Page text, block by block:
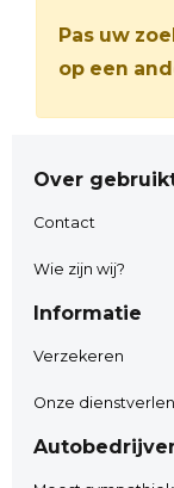
Pas uw
op een
Over
Contact
Wie zijn wij?
Informatie
Verzekeren
Onze